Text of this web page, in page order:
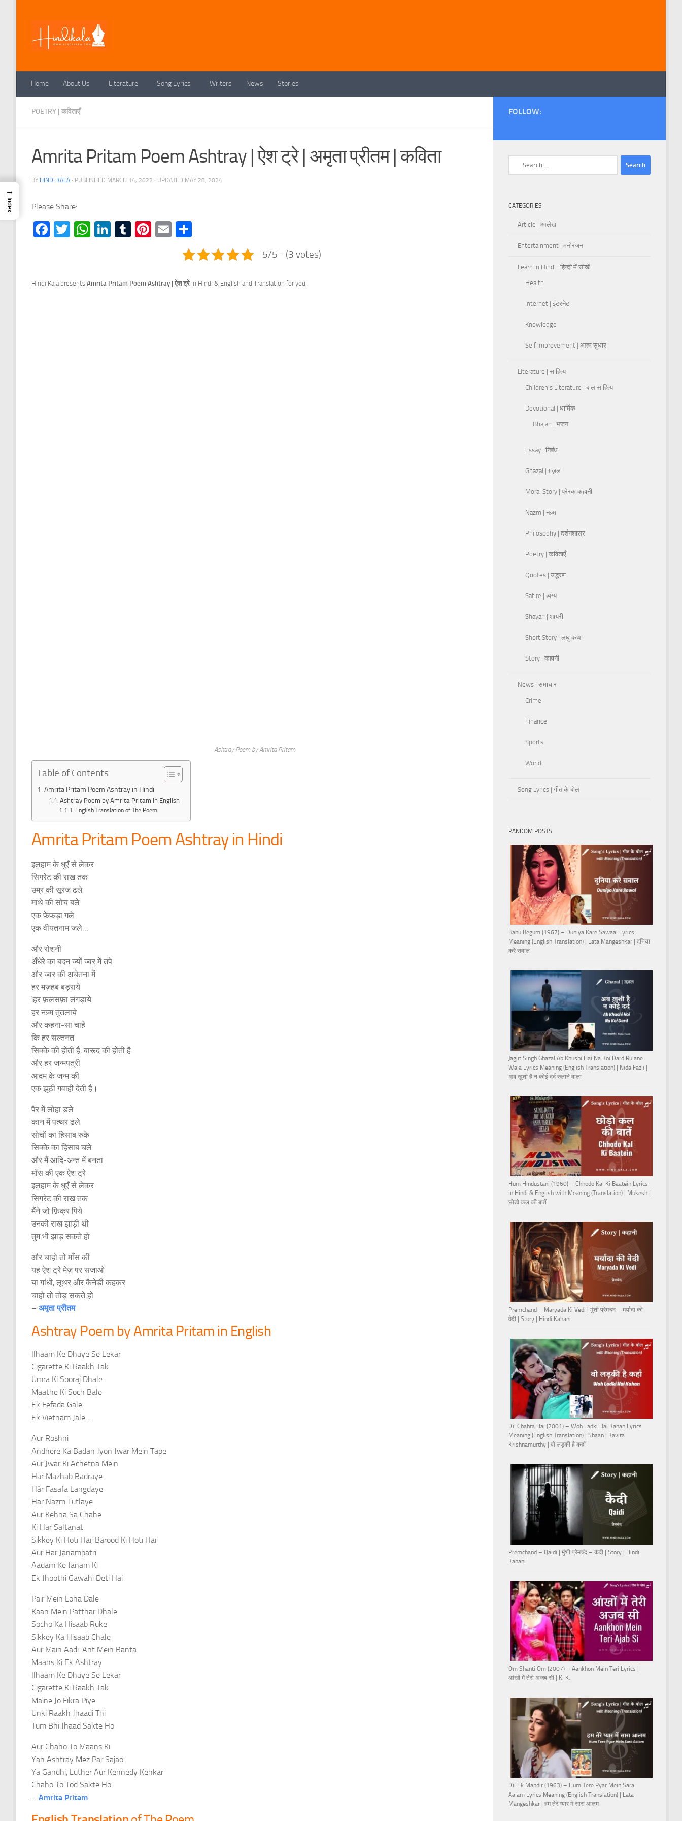
Home About Us Literature Song Lyrics Writers News Stories
POETRY | कविताएँ
Amrita Pritam Poem Ashtray | ऐश ट्रे | अमृता प्रीतम | कविता
BY HINDI KALA · PUBLISHED MARCH 14, 2022 · UPDATED MAY 28, 2024
Please Share:
Facebook
TwitterWhatsApp
LinkedIn
Tumblr
Pinterest
Email
5/5 - (3 votes)
Hindi Kala presents Amrita Pritam Poem Ashtray | ऐश ट्रेin Hindi & English and Translation for you.
Ashtray Poem by Amrita Pritam
Table of Contents
Amrita Pritam Poem Ashtray in Hindi
Ashtray Poem by Amrita Pritam in English
English Translation of The Poem
Amrita Pritam Poem Ashtray in Hindi
इलहाम के धुएँ से लेकर
सिगरेट की राख तक
उम्र की सूरज ढले
माथे की सोच बले
एक फेफड़ा गले
एक वीयतनाम जले…
और रोशनी
अँधेरे का बदन ज्यों ज्वर में तपे
और ज्वर की अचेतना में
हर मज़हब बड़राये
ìहर फ़लसफ़ा लंगड़ाये
हर नज़्म तुतलाये
और कहना-सा चाहे
कि हर सल्तनत
सिक्के की होती है, बारूद की होती है
और हर जन्मपत्री
आदम के जन्म की
एक झूठी गवाही देती है।
पैर में लोहा डले
कान में पत्थर ढले
सोचों का हिसाब रुके
सिक्के का हिसाब चले
और मैं आदि-अन्त में बनता
माँस की एक ऐश ट्रे
इलहाम के धुएँ से लेकर
सिगरेट की राख तक
मैंने जो फ़िक्र पिये
उनकी राख झाड़ी थी
तुम भी झाड़ सकते हो
और चाहो तो माँस की
यह ऐश ट्रे मेज़ पर सजाओ
या गांधी, लूथर और कैनेडी कहकर
चाहो तो तोड़ सकते हो
– अमृता प्रीतम
Ashtray Poem by Amrita Pritam in English
Ilhaam Ke Dhuye Se Lekar
Cigarette Ki Raakh Tak
Umra Ki Sooraj Dhale
Maathe Ki Soch Bale
Ek Fefada Gale
Ek Vietnam Jale…
Aur Roshni
Andhere Ka Badan Jyon Jwar Mein Tape
Aur Jwar Ki Achetna Mein
Har Mazhab Badraye
Hár Fasafa Langdaye
Har Nazm Tutlaye
Aur Kehna Sa Chahe
Ki Har Saltanat
Sikkey Ki Hoti Hai, Barood Ki Hoti Hai
Aur Har Janampatri
Aadam Ke Janam Ki
Ek Jhoothi Gawahi Deti Hai
Pair Mein Loha Dale
Kaan Mein Patthar Dhale
Socho Ka Hisaab Ruke
Sikkey Ka Hisaab Chale
Aur Main Aadi-Ant Mein Banta
Maans Ki Ek Ashtray
Ilhaam Ke Dhuye Se Lekar
Cigarette Ki Raakh Tak
Maine Jo Fikra Piye
Unki Raakh Jhaadi Thi
Tum Bhi Jhaad Sakte Ho
Aur Chaho To Maans Ki
Yah Ashtray Mez Par Sajao
Ya Gandhi, Luther Aur Kennedy Kehkar
Chaho To Tod Sakte Ho
– Amrita Pritam
FOLLOW:
CATEGORIES
Article | आलेख
Entertainment | मनोरंजन
Learn in Hindi | हिन्दी में सीखें
Health
Internet | इंटरनेट
Knowledge
Self Improvement | आत्म सुधार
Literature | साहित्य
Children's Literature | बाल साहित्य
Devotional | धार्मिक
Bhajan | भजन
Essay | निबंध
Ghazal | ग़ज़ल
Moral Story | प्रेरक कहानी
Nazm | नज़्म
Philosophy | दर्शनशास्र
Poetry | कविताएँ
Quotes | उद्धरण
Satire | व्यंग्य
Shayari | शायरी
Short Story | लघु कथा
Story | कहानी
News | समाचार
Crime
Finance
Sports
World
Song Lyrics | गीत के बोल
RANDOM POSTS
Bahu Begum (1967) – Duniya Kare Sawaal Lyrics
Meaning (English Translation) | Lata Mangeshkar | दुनिया
करे सवाल
Jagjit Singh Ghazal Ab Khushi Hai Na Koi Dard Rulane
Wala Lyrics Meaning (English Translation) | Nida Fazli |
अब ख़ुशी है न कोई दर्द रुलाने वाला
Hum Hindustani (1960) – Chhodo Kal Ki Baatein Lyrics
in Hindi & English with Meaning (Translation) | Mukesh |
छोड़ो कल की बातें
Premchand – Maryada Ki Vedi | मुंशी प्रेमचंद – मर्यादा की
वेदी | Story | Hindi Kahani
Dil Chahta Hai (2001) – Woh Ladki Hai Kahan Lyrics
Meaning (English Translation) | Shaan | Kavita
Krishnamurthy | वो लड़की है कहाँ
Premchand – Qaidi | मुंशी प्रेमचंद – कैदी | Story | Hindi
Kahani
Om Shanti Om (2007) – Aankhon Mein Teri Lyrics |
आंखों में तेरी अजब सी | K. K.
Dil Ek Mandir (1963) – Hum Tere Pyar Mein Sara
Aalam Lyrics Meaning (English Translation) | Lata
Mangeshkar | हम तेरे प्यार में सारा आलम
→
Index